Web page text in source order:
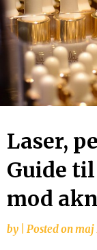
Laser,
Guide
mod
by Posted onmaj